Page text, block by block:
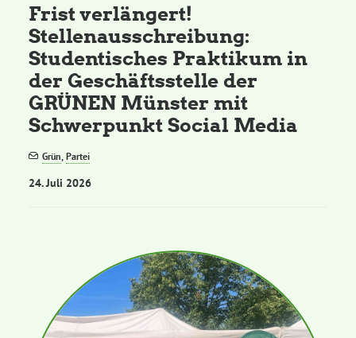
Ratsmitglieder 2025 – 2030
Ratsanträge
Fraktionsgeschäftsstelle
Arbeitsgruppen
Frist verlängert!
Stellenausschreibung:
Studentisches Praktikum in
der Geschäftsstelle der
GRÜNEN Münster mit
Schwerpunkt Social Media
Grün,Partei
24. Juli 2026